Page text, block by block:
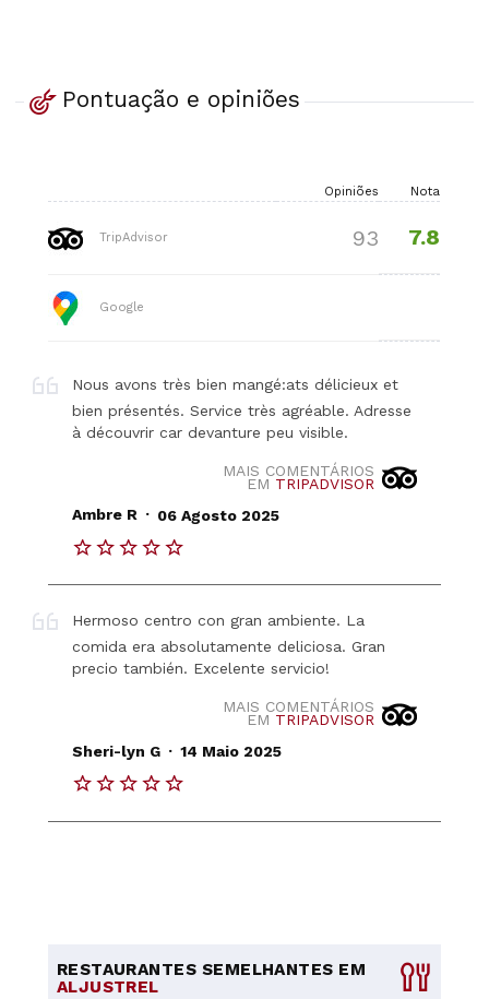
Pontuação e opiniões
Opiniões Nota
TripAdvisor 93 7.8
Google
Nous avons très bien mangé:ats délicieux et
bien présentés. Service très agréable. Adresse
à découvrir car devanture peu visible.
MAIS COMENTÁRIOS
EM TRIPADVISOR
Ambre R . 06 Agosto 2025
Hermoso centro con gran ambiente. La
comida era absolutamente deliciosa. Gran
precio también. Excelente servicio!
MAIS COMENTÁRIOS
EM TRIPADVISOR
Sheri-lyn G . 14 Maio 2025
RESTAURANTES SEMELHANTES EM
ALJUSTREL